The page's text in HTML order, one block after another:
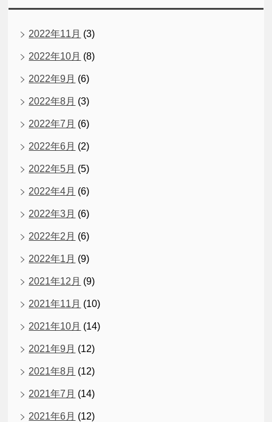
2022年11月 (3)
2022年10月 (8)
2022年9月 (6)
2022年8月 (3)
2022年7月 (6)
2022年6月 (2)
2022年5月 (5)
2022年4月 (6)
2022年3月 (6)
2022年2月 (6)
2022年1月 (9)
2021年12月 (9)
2021年11月 (10)
2021年10月 (14)
2021年9月 (12)
2021年8月 (12)
2021年7月 (14)
2021年6月 (12)